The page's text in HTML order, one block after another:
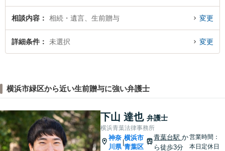
相談内容 相続・遺言、生前贈与 変更
詳細条件 未選択 変更
横浜市緑区から近い生前贈与に強い弁護士
下山 達也 弁護士
横浜青葉法律事務所
神奈
川県
横浜市
青葉区
青葉台駅か
ら徒歩3分
営業時間：
本日定休日